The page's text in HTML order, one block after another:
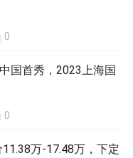
0
国首秀，2023上海国
0
万-17.48万，下定